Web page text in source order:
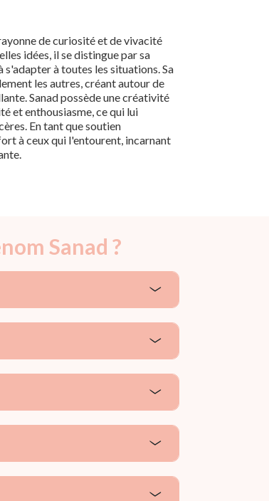
de curiosité et de vivacité
idées, il se distingue par sa
à toutes les situations. Sa
les autres, créant autour de
Sanad possède une créativité
et enthousiasme, ce qui lui
En tant que soutien
à ceux qui l'entourent, incarnant
Sanad ?